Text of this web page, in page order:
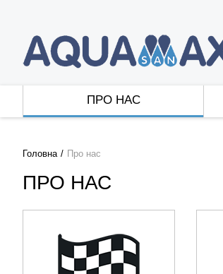
ПРО НАС
Головна Про нас
ПРО НАС